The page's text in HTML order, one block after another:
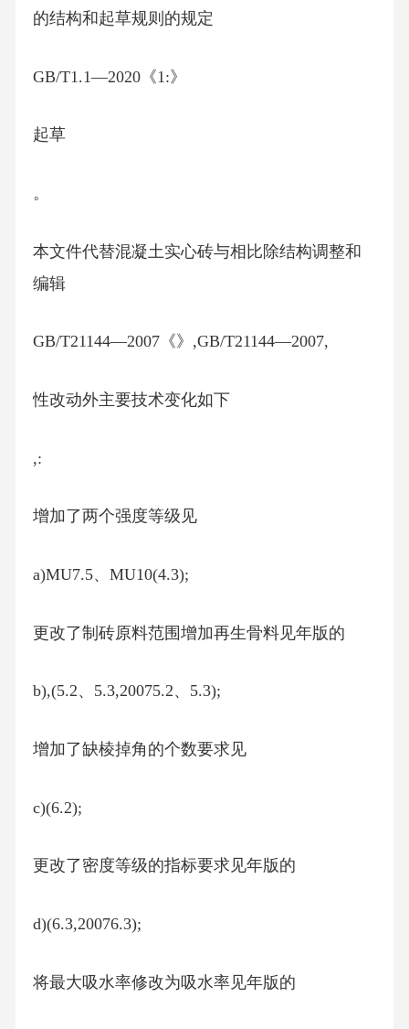
的结构和起草规则的规定
GB/T1.1—2020《1:》
起草
。
本文件代替混凝土实心砖与相比除结构调整和
编辑
GB/T21144—2007《》,GB/T21144—2007,
性改动外主要技术变化如下
,:
增加了两个强度等级见
a)MU7.5、MU10(4.3);
更改了制砖原料范围增加再生骨料见年版的
b),(5.2、5.3,20075.2、5.3);
增加了缺棱掉角的个数要求见
c)(6.2);
更改了密度等级的指标要求见年版的
d)(6.3,20076.3);
将最大吸水率修改为吸水率见年版的